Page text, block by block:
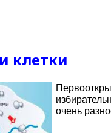
клетки
очень